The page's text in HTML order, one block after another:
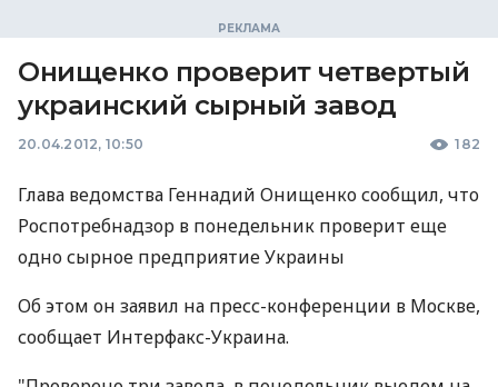
Онищенко проверит четвертый
украинский сырный завод
20.04.2012, 10:50 182
Глава ведомства Геннадий Онищенко сообщил, что
Роспотребнадзор в понедельник проверит еще
одно сырное предприятие Украины
Об этом он заявил на пресс-конференции в Москве,
сообщает Интерфакс-Украина.